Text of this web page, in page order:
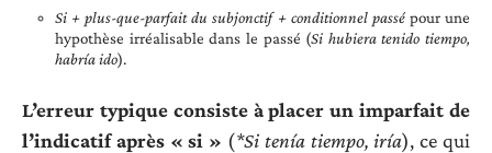
Si + plus-que-parfait du subjonctif + conditionnel passépour une
hypothèse irréalisable dans le passé (Si hubiera tenido tiempo,
habría ido).
L’erreur typique consiste à placer un imparfait de
l’indicatif après « si » (*Si tenía tiempo, iría), ce qui